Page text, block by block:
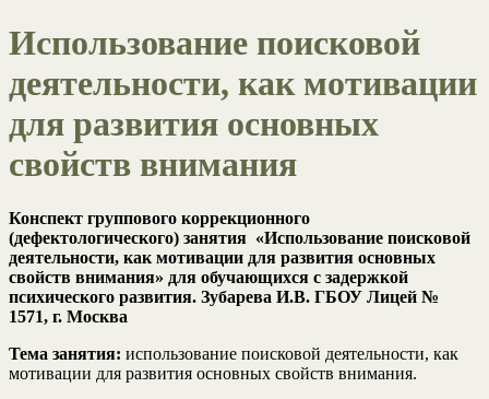
Использование поисковой
деятельности, как мотивации
для развития основных
свойств внимания
Конспект группового коррекционного
(дефектологического) занятия «Использование поисковой
деятельности, как мотивации для развития основных
свойств внимания» для обучающихся с задержкой
психического развития. Зубарева И.В. ГБОУ Лицей №
1571, г. Москва
Тема занятия: использование поисковой деятельности, как
мотивации для развития основных свойств внимания.